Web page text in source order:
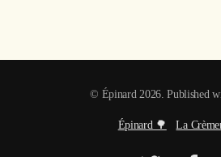
© Épinard 2026. Published
Épinard 🌳 La